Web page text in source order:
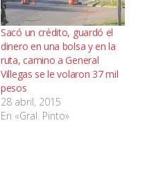
Sacó un crédito, guardó el
dinero en una bolsa y en la
ruta, camino a General
Villegas se le volaron 37 mil
pesos
28 abril, 2015
En «Gral. Pinto»